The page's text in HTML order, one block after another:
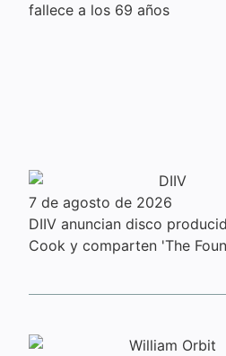
fallece a los 69 años
7 de agosto de 2026
DIIV anuncian disco
Cook y comparten 'The